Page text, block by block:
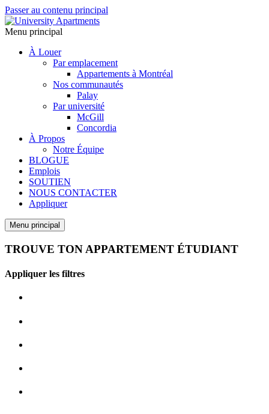
Passer au contenu principal
Menu principal
À Louer
Par emplacement
Appartements à Montréal
Nos communautés
Palay
Par université
McGill
Concordia
À Propos
Notre Équipe
BLOGUE
Emplois
SOUTIEN
NOUS CONTACTER
Appliquer
Menu principal
TROUVE TON APPARTEMENT ÉTUDIANT
Appliquer les filtres